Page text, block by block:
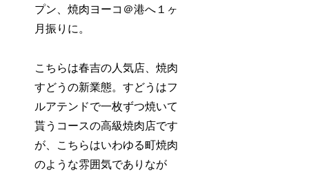
プン、焼肉ヨーコ＠港へ１ヶ
月振りに。
こちらは春吉の人気店、焼肉
すどうの新業態。すどうはフ
ルアテンドで一枚ずつ焼いて
貰うコースの高級焼肉店です
が、こちらはいわゆる町焼肉
のような雰囲気でありなが